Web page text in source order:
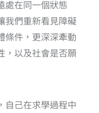
處在同一個狀態
我們重新看見障礙
件，更深深牽動
，以及社會是否願
自己在求學過程中